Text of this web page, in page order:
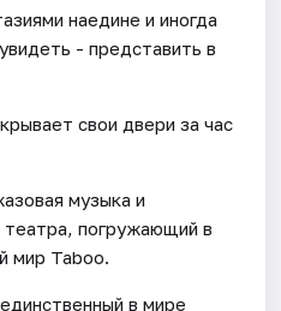
наедине и иногда
- представить в
свои двери за час
музыка и
погружающий в
мир Taboo.
в мире